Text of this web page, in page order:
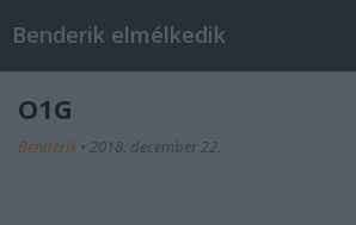
Benderik elmélkedik
O1G
Benderik • 2018. december 22.